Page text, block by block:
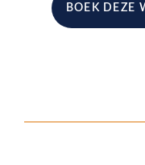
BOEK DEZE